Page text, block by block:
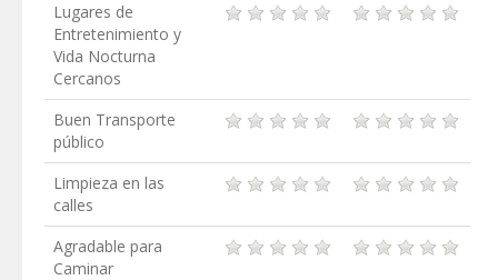
Lugares de
Entretenimiento y
Vida Nocturna
Cercanos
Buen Transporte
público
Limpieza en las
calles
Agradable para
Caminar